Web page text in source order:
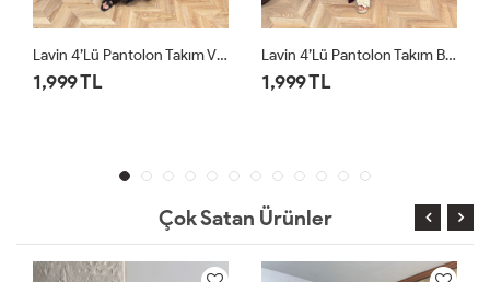
Lavin 4’lü Pantolon Takım Bordo
1,999 TL
Lavin 4’lü Pantolon Takım Siyah
1,999 TL
Çok Satan Ürünler